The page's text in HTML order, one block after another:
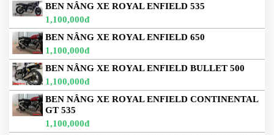
BEN NÂNG XE ROYAL ENFIELD 535
1,100,000đ
BEN NÂNG XE ROYAL ENFIELD 650
1,100,000đ
BEN NÂNG XE ROYAL ENFIELD BULLET 500
1,100,000đ
BEN NÂNG XE ROYAL ENFIELD CONTINENTAL
GT 535
1,100,000đ